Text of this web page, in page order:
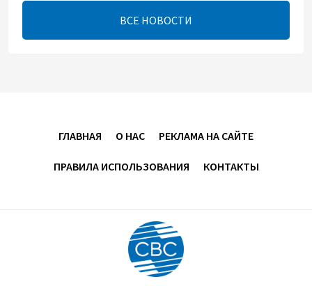
В минобороны Азербайджана прошло собрание
военных атташе в зарубежных странах (ФОТО)
8 августа 2026
МИД Франции выступил с заявлением по случаю
годовщины Вашингтонского саммита
ВСЕ НОВОСТИ
ГЛАВНАЯ О НАС РЕКЛАМА НА САЙТЕ
ПРАВИЛА ИСПОЛЬЗОВАНИЯ КОНТАКТЫ